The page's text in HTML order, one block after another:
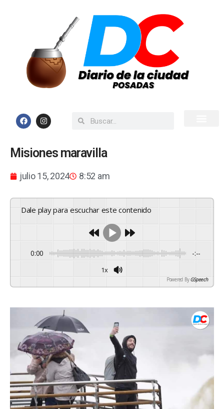
Misiones maravilla
julio 15, 2024 8:52 am
Dale play para escuchar este contenido
0:00 -:--
1x
Powered By GSpeech